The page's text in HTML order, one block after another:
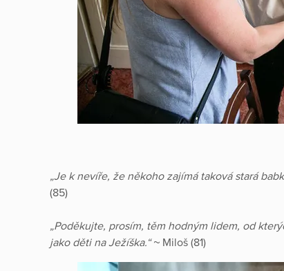
„Je k nevíře, že někoho zajímá taková stará
(85)
„Poděkujte, prosím, těm hodným lidem, od
jako děti na Ježíška.“ ~ Miloš (81)